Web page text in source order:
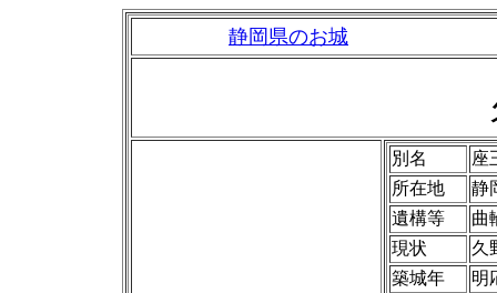
静岡県のお城
別名
座
所在地
静
遺構等
曲
現状
久
築城年
明